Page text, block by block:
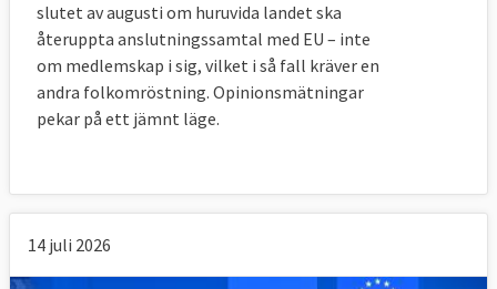
Krav ska uppfyllas
För att få gå med i EU måste
kandidatländerna uppfylla en rad
slutet av augusti om huruvida landet ska
återuppta anslutningssamtal med EU – inte
om medlemskap i sig, vilket i så fall kräver en
andra folkomröstning. Opinionsmätningar
pekar på ett jämnt läge.
14 juli 2026